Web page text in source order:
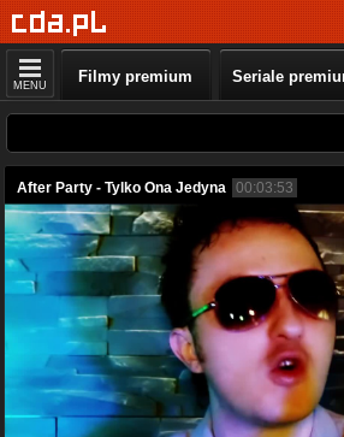
MENU Filmy premium Seriale
After Party - Tylko Ona Jedyna 00:03:53